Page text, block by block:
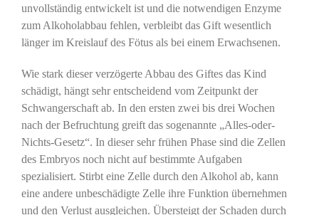
unvollständig entwickelt ist und die notwendigen Enzyme
zum Alkoholabbau fehlen, verbleibt das Gift wesentlich
länger im Kreislauf des Fötus als bei einem Erwachsenen.
Wie stark dieser verzögerte Abbau des Giftes das Kind
schädigt, hängt sehr entscheidend vom Zeitpunkt der
Schwangerschaft ab. In den ersten zwei bis drei Wochen
nach der Befruchtung greift das sogenannte „Alles-oder-
Nichts-Gesetz“. In dieser sehr frühen Phase sind die Zellen
des Embryos noch nicht auf bestimmte Aufgaben
spezialisiert. Stirbt eine Zelle durch den Alkohol ab, kann
eine andere unbeschädigte Zelle ihre Funktion übernehmen
und den Verlust ausgleichen. Übersteigt der Schaden durch